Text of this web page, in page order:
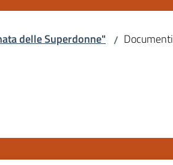
delle Superdonne" / Documenti